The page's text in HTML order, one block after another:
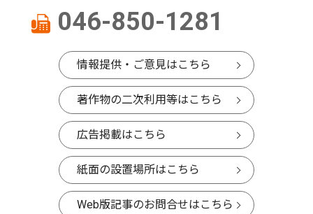
046-850-1281
情報提供・ご意見はこちら
著作物の二次利用等はこちら
広告掲載はこちら
紙面の設置場所はこちら
Web版記事のお問合せはこちら